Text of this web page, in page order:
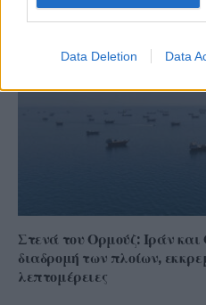
Data Deletion Data
Στενά του Ορμούζ: Ιράν
διαδρομή των πλοίων,
λεπτομέρειες